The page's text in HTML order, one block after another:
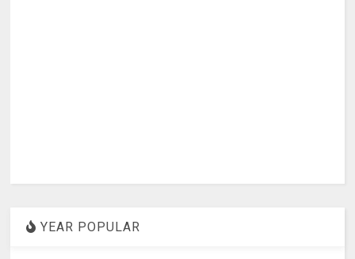
YEAR POPULAR